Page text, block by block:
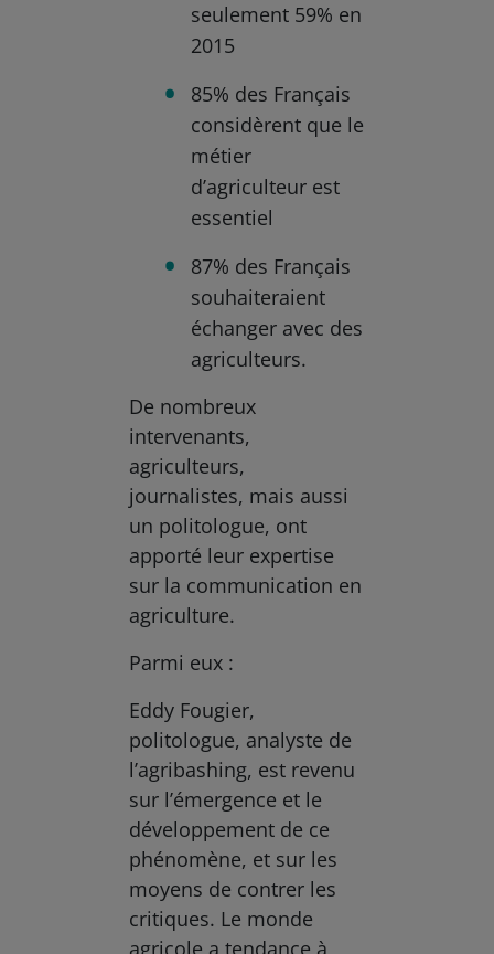
seulement 59% en
2015
85% des Français
considèrent que le
métier
d’agriculteur est
essentiel
87% des Français
souhaiteraient
échanger avec des
agriculteurs.
De nombreux
intervenants,
agriculteurs,
journalistes, mais aussi
un politologue, ont
apporté leur expertise
sur la communication en
agriculture.
Parmi eux :
Eddy Fougier,
politologue, analyste de
l’agribashing, est revenu
sur l’émergence et le
développement de ce
phénomène, et sur les
moyens de contrer les
critiques. Le monde